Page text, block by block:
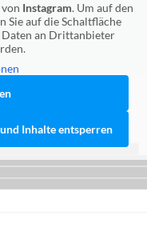
Instagram. Um auf den
Sie auf die Schaltfläche
Daten an Drittanbieter
Inhalte entsperren